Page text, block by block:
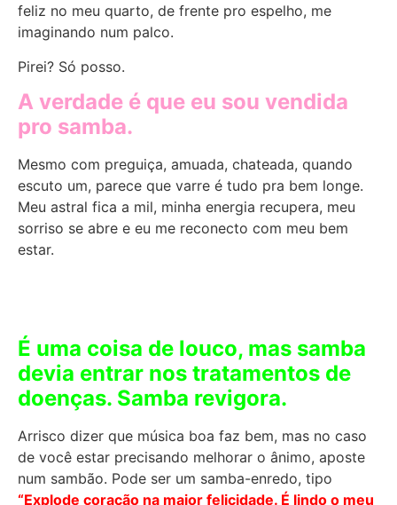
feliz no meu quarto, de frente pro espelho, me
imaginando num palco.
Pirei? Só posso.
A verdade é que eu sou vendida
pro samba.
Mesmo com preguiça, amuada, chateada, quando
escuto um, parece que varre é tudo pra bem longe.
Meu astral fica a mil, minha energia recupera, meu
sorriso se abre e eu me reconecto com meu bem
estar.
É uma coisa de louco, mas samba
devia entrar nos tratamentos de
doenças. Samba revigora.
Arrisco dizer que música boa faz bem, mas no caso
de você estar precisando melhorar o ânimo, aposte
num sambão. Pode ser um samba-enredo, tipo
“Explode coração na maior felicidade. É lindo o meu